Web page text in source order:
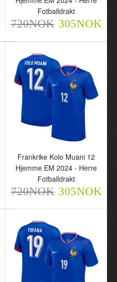
Frankrike Konate 13
Hjemme EM 2024 - Herre
Fotballdrakt
720NOK
Fotballdrakt
720NOK 305NOK
Frankrike Kolo Muani 12
Hjemme EM 2024 - Herre
Fotballdrakt
720NOK 305NOK